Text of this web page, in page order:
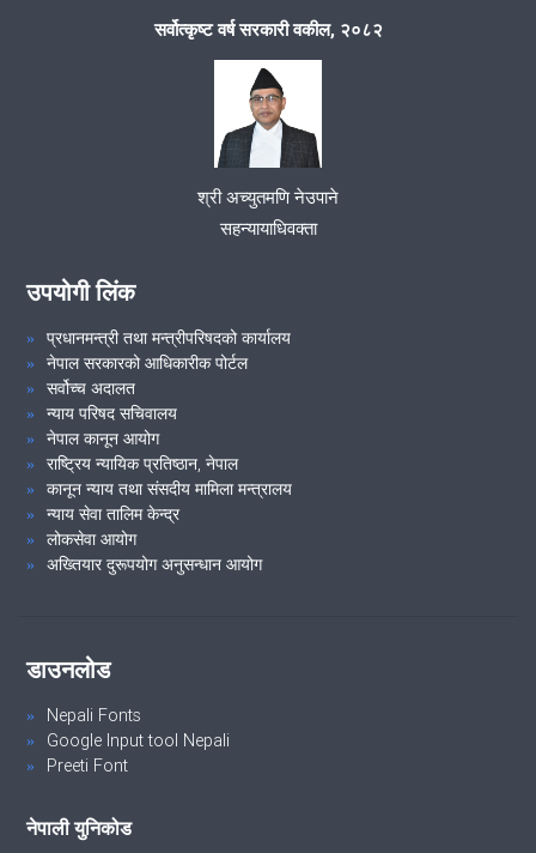
सर्वोत्कृष्ट वर्ष सरकारी वकील, २०८२
श्री अच्युतमणि नेउपाने
सहन्यायाधिवक्ता
उपयोगी लिंक
प्रधानमन्त्री तथा मन्त्रीपरिषदको कार्यालय
नेपाल सरकारको आधिकारीक पोर्टल
सर्वोच्च अदालत
न्याय परिषद सचिवालय
नेपाल कानून आयोग
राष्ट्रिय न्यायिक प्रतिष्ठान, नेपाल
कानून न्याय तथा संसदीय मामिला मन्त्रालय
न्याय सेवा तालिम केन्द्र
लोकसेवा आयोग
अख्तियार दुरूपयोग अनुसन्धान आयोग
डाउनलोड
Nepali Fonts
Google Input tool Nepali
Preeti Font
नेपाली युनिकोड